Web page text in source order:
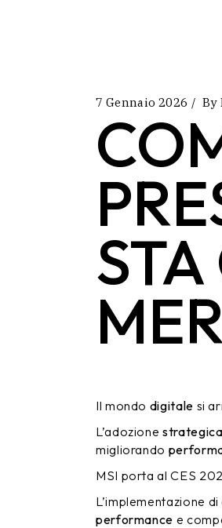
7 Gennaio 2026 By
Il mondo digitale si
L’adozionestrategica
migliorando
MSI porta al CES
L’implementazione
performance e